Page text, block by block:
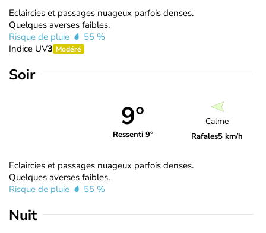
Eclaircies et passages nuageux parfois denses.
Quelques averses faibles.
Risque de pluie
55 %
Indice UV3 Modéré
Soir
9°
Ressenti 9°
Calme
Rafales5 km/h
Eclaircies et passages nuageux parfois denses.
Quelques averses faibles.
Risque de pluie
55 %
Nuit